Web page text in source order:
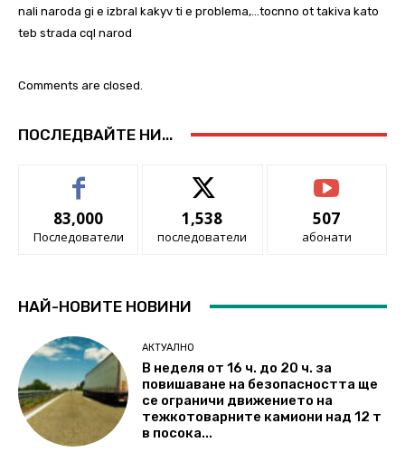
nali naroda gi e izbral kakyv ti e problema,…tocnno ot takiva kato
teb strada cql narod
Comments are closed.
ПОСЛЕДВАЙТЕ НИ...
83,000
Последователи
1,538
последователи
507
абонати
НАЙ-НОВИТЕ НОВИНИ
АКТУАЛНО
В неделя от 16 ч. до 20 ч. за
повишаване на безопасността ще
се ограничи движението на
тежкотоварните камиони над 12 т
в посока...